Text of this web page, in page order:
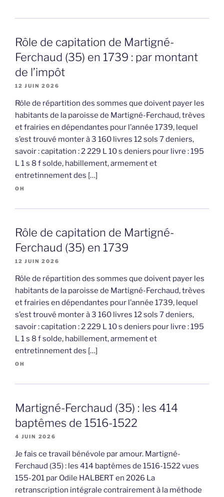
Rôle de capitation de Martigné-
Ferchaud (35) en 1739 : par montant
de l’impôt
12 JUIN 2026
Rôle de répartition des sommes que doivent payer les
habitants de la paroisse de Martigné-Ferchaud, trèves
et frairies en dépendantes pour l’année 1739, lequel
s’est trouvé monter à 3 160 livres 12 sols 7 deniers,
savoir : capitation : 2 229 L 10 s deniers pour livre : 195
L 1 s 8 f solde, habillement, armement et
entretinnement des […]
OH
Rôle de capitation de Martigné-
Ferchaud (35) en 1739
12 JUIN 2026
Rôle de répartition des sommes que doivent payer les
habitants de la paroisse de Martigné-Ferchaud, trèves
et frairies en dépendantes pour l’année 1739, lequel
s’est trouvé monter à 3 160 livres 12 sols 7 deniers,
savoir : capitation : 2 229 L 10 s deniers pour livre : 195
L 1 s 8 f solde, habillement, armement et
entretinnement des […]
OH
Martigné-Ferchaud (35) : les 414
baptêmes de 1516-1522
4 JUIN 2026
Je fais ce travail bénévole par amour. Martigné-
Ferchaud (35) : les 414 baptêmes de 1516-1522 vues
155-201 par Odile HALBERT en 2026 La
retranscription intégrale contrairement à la méthode